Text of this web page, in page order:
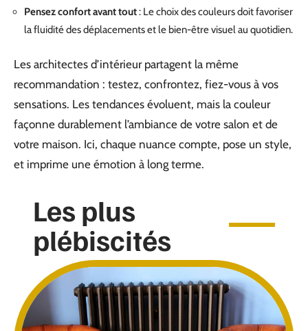
Pensez confort avant tout: Le choix des couleurs doit favoriser
la fluidité des déplacements et le bien-être visuel au quotidien.
Les architectes d’intérieur partagent la même
recommandation : testez, confrontez, fiez-vous à vos
sensations. Les tendances évoluent, mais la couleur
façonne durablement l’ambiance de votre salon et de
votre maison. Ici, chaque nuance compte, pose un style,
et imprime une émotion à long terme.
Les plus
plébiscités